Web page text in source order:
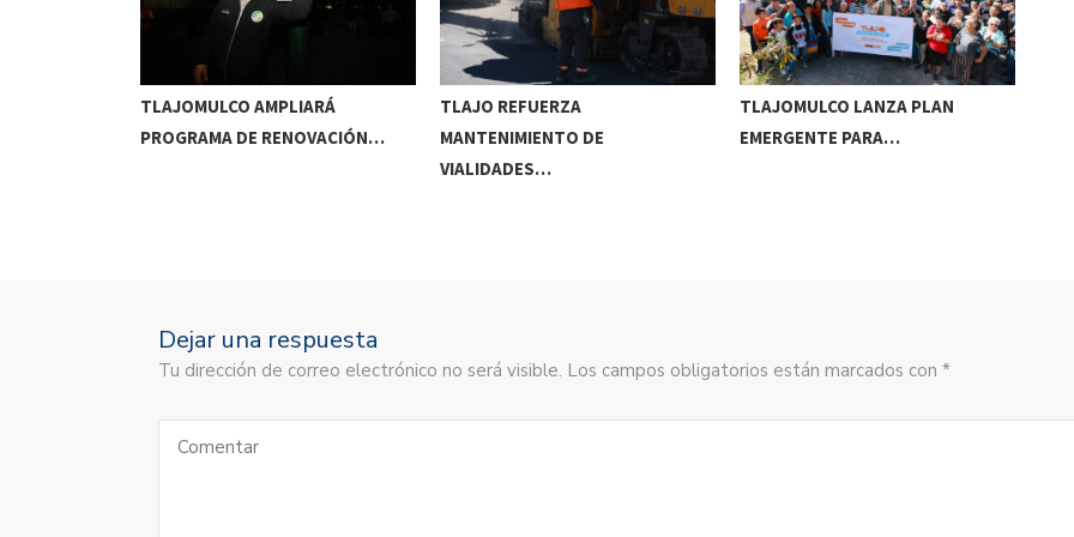
TLAJOMULCO AMPLIARÁ
PROGRAMA DE RENOVACIÓN…
TLAJO REFUERZA
MANTENIMIENTO DE
VIALIDADES…
TLAJOMULCO LANZA PLAN
EMERGENTE PARA…
Dejar una respuesta
Tu dirección de correo electrónico no será visible. Los campos obligatorios están marcados con *